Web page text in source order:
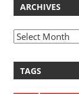
ARCHIVES
A
h
TAGS